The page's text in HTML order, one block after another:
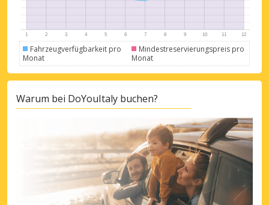
Fahrzeugverfügbarkeit pro
Monat
Mindestreservierungspreis pro
Monat
Warum bei DoYouItaly buchen?
Top-Ersparnisses
Erhalten Sie Zugang zu exklusiven
Partnerangeboten
Mit eLink anmelden